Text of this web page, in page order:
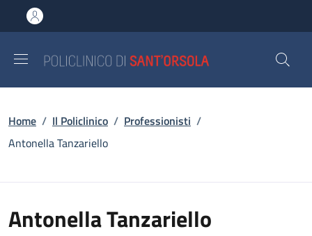
al contenuto principale
to footer content
Briciole di pane
Home / Il Policlinico / Professionisti /
Antonella Tanzariello
Antonella Tanzariello